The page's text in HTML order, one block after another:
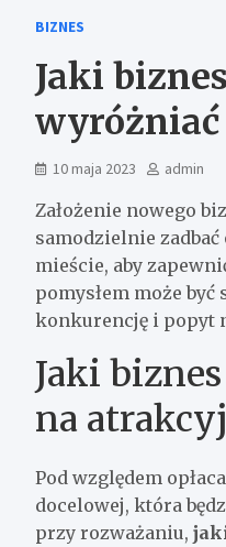
BIZNES
Jaki
10 maja 2023 admin
Założenie nowego
samodzielnie
mieście, aby
pomysłem może
konkurencję i popyt
Jaki
na
Pod względem
docelowej, która
przy rozważaniu,